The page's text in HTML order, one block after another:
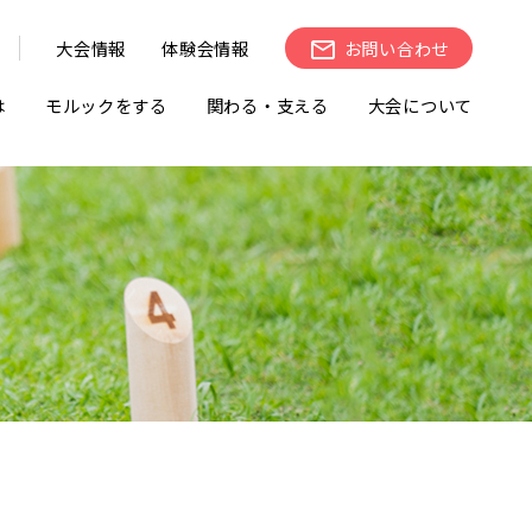
大会情報 体験会情報 お問い合わせ
モルックをする 関わる・支える 大会について